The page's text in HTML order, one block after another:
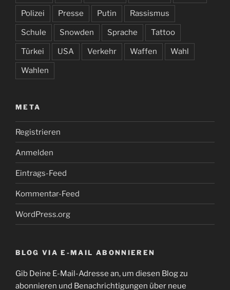
Polizei Presse Putin Rassismus
Schule Snowden Sprache Tattoo
Türkei USA Verkehr Waffen Wahl
Wahlen
META
Registrieren
Anmelden
Eintrags-Feed
Kommentar-Feed
WordPress.org
BLOG VIA E-MAIL ABONNIEREN
Gib Deine E-Mail-Adresse an, um diesen Blog zu
abonnieren und Benachrichtigungen über neue